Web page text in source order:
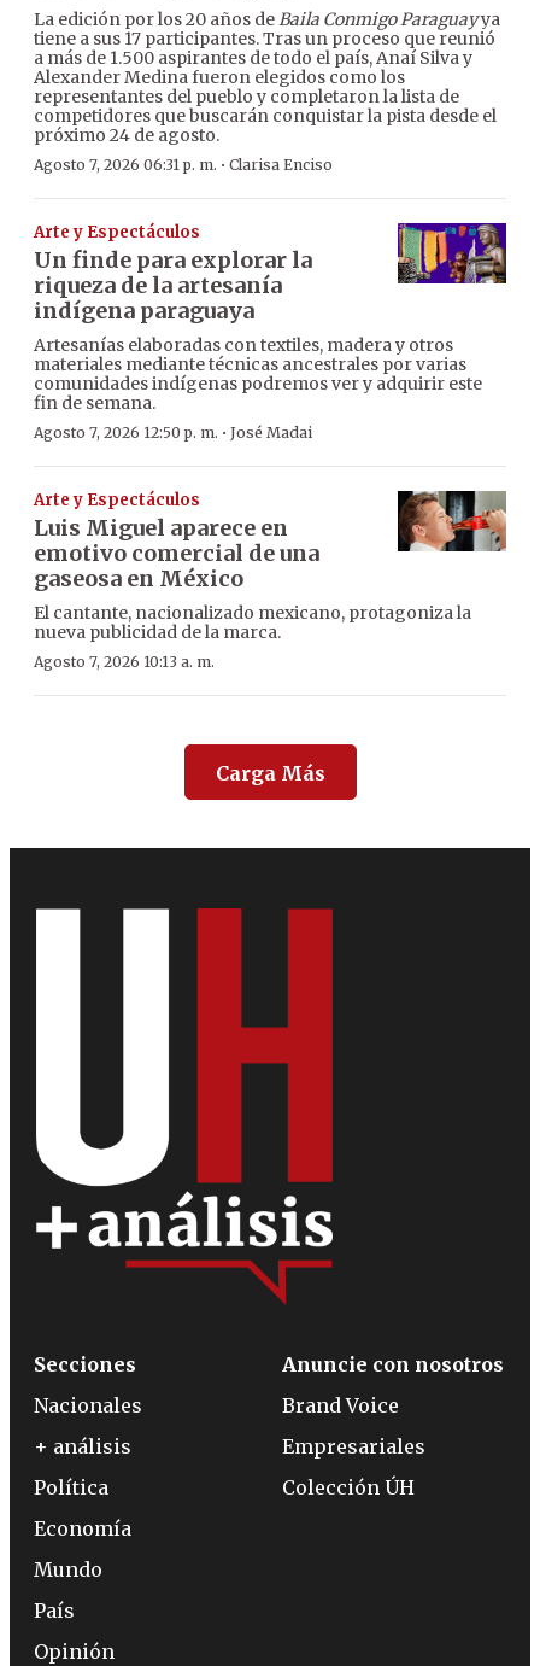
La edición por los 20 años deBaila Conmigo Paraguayya
tiene a sus 17 participantes. Tras un proceso que reunió
a más de 1.500 aspirantes de todo el país, Anaí Silva y
Alexander Medina fueron elegidos como los
representantes del pueblo y completaron la lista de
competidores que buscarán conquistar la pista desde el
próximo 24 de agosto.
Agosto 7, 2026 06:31 p. m. · Clarisa Enciso
Arte y Espectáculos
Un finde para explorar la
riqueza de la artesanía
indígena paraguaya
Artesanías elaboradas con textiles, madera y otros
materiales mediante técnicas ancestrales por varias
comunidades indígenas podremos ver y adquirir este
fin de semana.
Agosto 7, 2026 12:50 p. m. · José Madai
Arte y Espectáculos
Luis Miguel aparece en
emotivo comercial de una
gaseosa en México
El cantante, nacionalizado mexicano, protagoniza la
nueva publicidad de la marca.
Agosto 7, 2026 10:13 a. m.
Carga Más
Secciones
Nacionales
+ análisis
Política
Economía
Mundo
País
Opinión
Anuncie con nosotros
Brand Voice
Empresariales
Colección ÚH